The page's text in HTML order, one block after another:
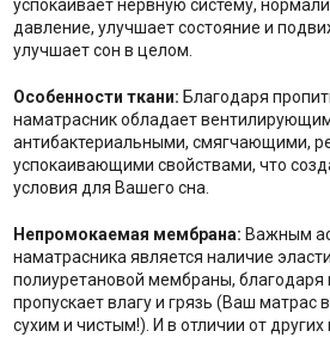
успокаивает нервную систему,
давление, улучшает состояние и
улучшает сон в целом.
Особенности ткани: Благодаря
наматрасник обладает
антибактериальными, смягчающими,
успокаивающими свойствами, что
условия для Вашего сна.
Непромокаемая мембрана: Важным
наматрасника является наличие
полиуретановой мембраны, благодаря
пропускает влагу и грязь (Ваш матрас
сухим и чистым!). И в отличии от